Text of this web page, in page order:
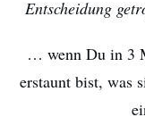
Entscheidung
… wenn Du in 3
erstaunt bist, was